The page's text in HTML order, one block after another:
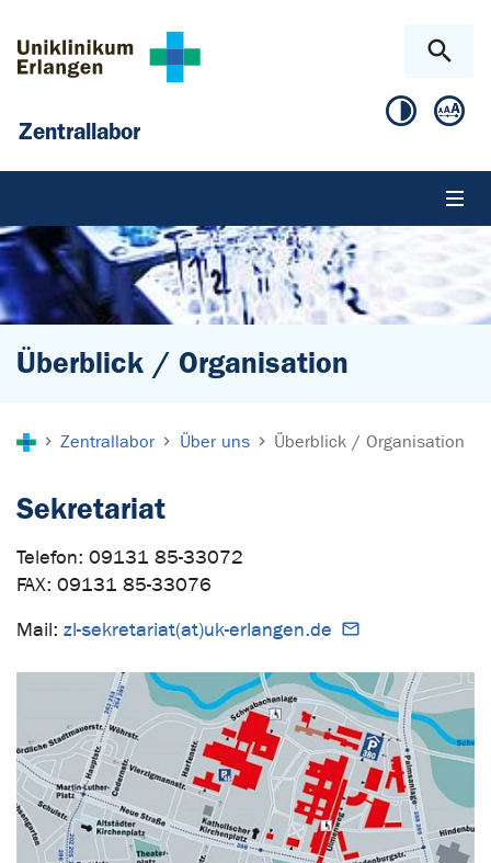
Zentrallabor
Überblick / Organisation
Zentrallabor Über uns Überblick / Organisation
Sekretariat
Telefon: 09131 85-33072
FAX: 09131 85-33076
Mail: zl-sekretariat(at)uk-erlangen.de